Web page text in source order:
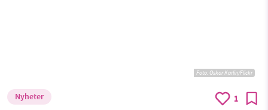
Foto: Oskar Karlin/Flickr
Nyheter 1